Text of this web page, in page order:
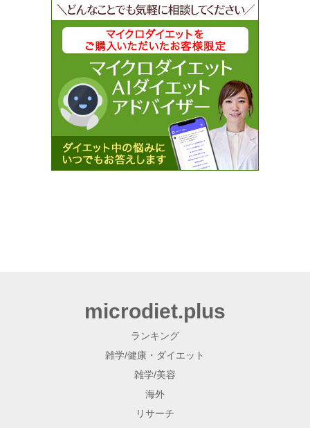
microdiet.plus
ランキング
雑学/健康・ダイエット
雑学/美容
海外
リサーチ